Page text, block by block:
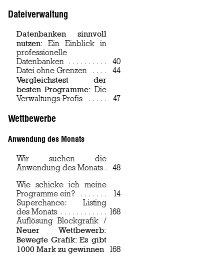
Dateiverwaltung
Datenbanken sinnvoll
nutzen: Ein Einblick in
professionelle
Datenbanken
Page
40
Datei ohne Grenzen
Page
44
Vergleichstest der
besten Programme: Die
Verwaltungs-Profis
Page
47
Wettbewerbe
Anwendung des Monats
Wir suchen die
Anwendung des Monats
Page
48
Wie schicke ich meine
Programme ein?
Page
14
Superchance: Listing
des Monats
Page
168
Auflösung Blockgrafik /
Neuer Wettbewerb:
Bewegte Grafik: Es gibt
1000 Mark zu gewinnen
Page
168